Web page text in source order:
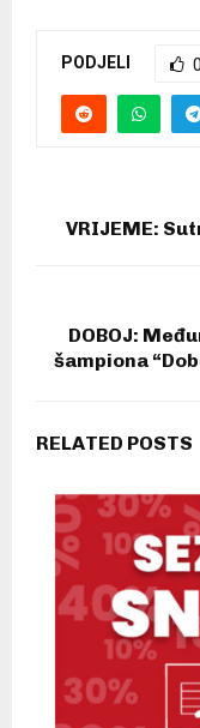
PODJELI 0
VRIJEME:
DOBOJ:
šampiona
RELATED POSTS